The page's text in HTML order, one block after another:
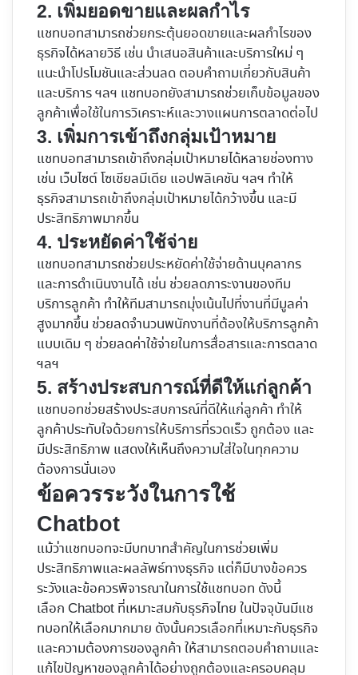
2. เพิ่มยอดขายและผลกำไร
แชทบอทสามารถช่วยกระตุ้นยอดขายและผลกำไรของ
ธุรกิจได้หลายวิธี เช่น นำเสนอสินค้าและบริการใหม่ ๆ
แนะนำโปรโมชันและส่วนลด ตอบคำถามเกี่ยวกับสินค้า
และบริการ ฯลฯ แชทบอทยังสามารถช่วยเก็บข้อมูลของ
ลูกค้าเพื่อใช้ในการวิเคราะห์และวางแผนการตลาดต่อไป
3. เพิ่มการเข้าถึงกลุ่มเป้าหมาย
แชทบอทสามารถเข้าถึงกลุ่มเป้าหมายได้หลายช่องทาง
เช่น เว็บไซต์ โซเชียลมีเดีย แอปพลิเคชัน ฯลฯ ทำให้
ธุรกิจสามารถเข้าถึงกลุ่มเป้าหมายได้กว้างขึ้น และมี
ประสิทธิภาพมากขึ้น
4. ประหยัดค่าใช้จ่าย
แชทบอทสามารถช่วยประหยัดค่าใช้จ่ายด้านบุคลากร
และการดำเนินงานได้ เช่น ช่วยลดภาระงานของทีม
บริการลูกค้า ทำให้ทีมสามารถมุ่งเน้นไปที่งานที่มีมูลค่า
สูงมากขึ้น ช่วยลดจำนวนพนักงานที่ต้องให้บริการลูกค้า
แบบเดิม ๆ ช่วยลดค่าใช้จ่ายในการสื่อสารและการตลาด
ฯลฯ
5. สร้างประสบการณ์ที่ดีให้แก่ลูกค้า
แชทบอทช่วยสร้างประสบการณ์ที่ดีให้แก่ลูกค้า ทำให้
ลูกค้าประทับใจด้วยการให้บริการที่รวดเร็ว ถูกต้อง และ
มีประสิทธิภาพ แสดงให้เห็นถึงความใส่ใจในทุกความ
ต้องการนั่นเอง
ข้อควรระวังในการใช้
Chatbot
แม้ว่าแชทบอทจะมีบทบาทสำคัญในการช่วยเพิ่ม
ประสิทธิภาพและผลลัพธ์ทางธุรกิจ แต่ก็มีบางข้อควร
ระวังและข้อควรพิจารณาในการใช้แชทบอท ดังนี้
เลือก Chatbot ที่เหมาะสมกับธุรกิจไทย ในปัจจุบันมีแช
ทบอทให้เลือกมากมาย ดังนั้นควรเลือกที่เหมาะกับธุรกิจ
และความต้องการของลูกค้า ให้สามารถตอบคำถามและ
แก้ไขปัญหาของลูกค้าได้อย่างถูกต้องและครอบคลุม